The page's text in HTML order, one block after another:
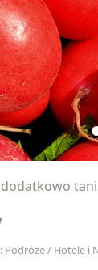
Podróże / Hotele i